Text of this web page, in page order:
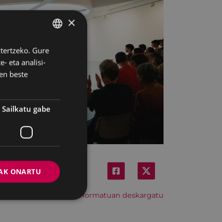
Hitzordu hau iCal formatuan deskargatu
BASQUE
SPANISH
×
Gure
eta analisi-
beste
Sailkatu gabe
ONARTU